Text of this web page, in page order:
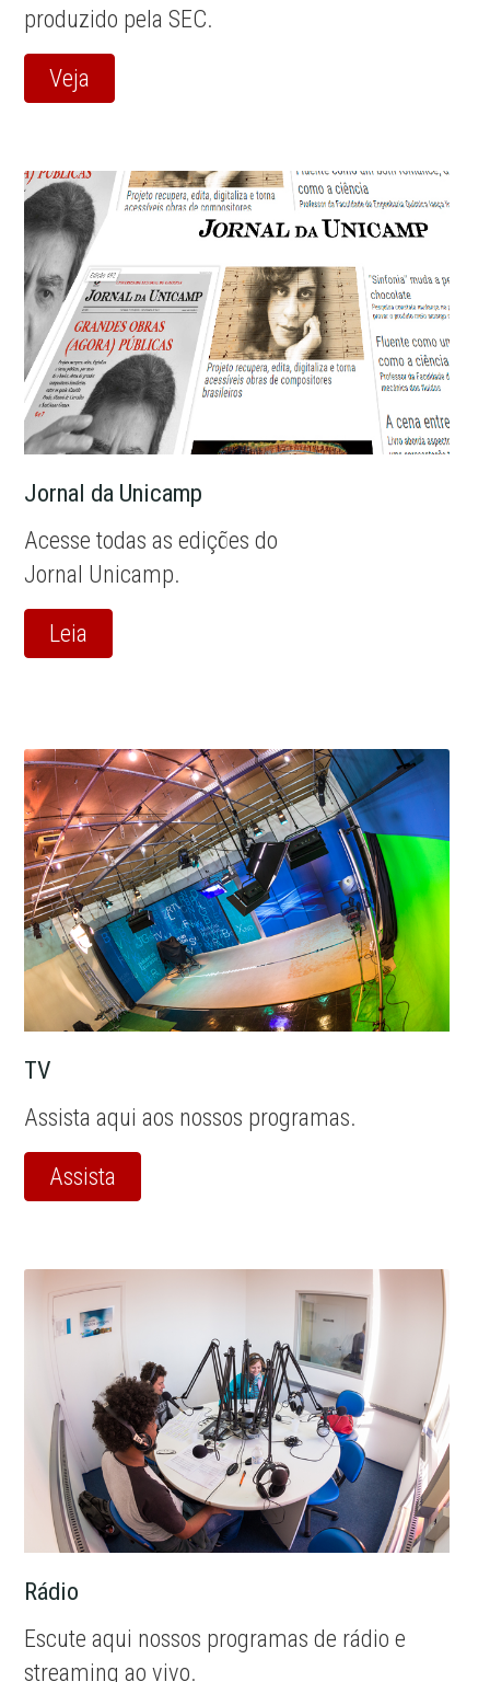
produzido pela SEC.
Veja
Jornal da Unicamp
Acesse todas as edições do
Jornal Unicamp.
Leia
TV
Assista aqui aos nossos programas.
Assista
Rádio
Escute aqui nossos programas de rádio e
streaming ao vivo.